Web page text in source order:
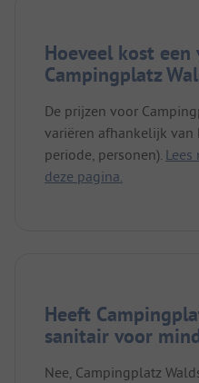
Hoeveel kost
Campingplatz
De prijzen voor
variëren afhankelijk van
periode, personen).
deze pagina.
Heeft
sanitair voor
Nee, Campingplatz